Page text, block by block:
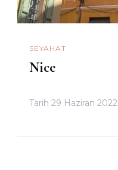
SEYAHAT
Nice
Tarih 29 Haziran 2022